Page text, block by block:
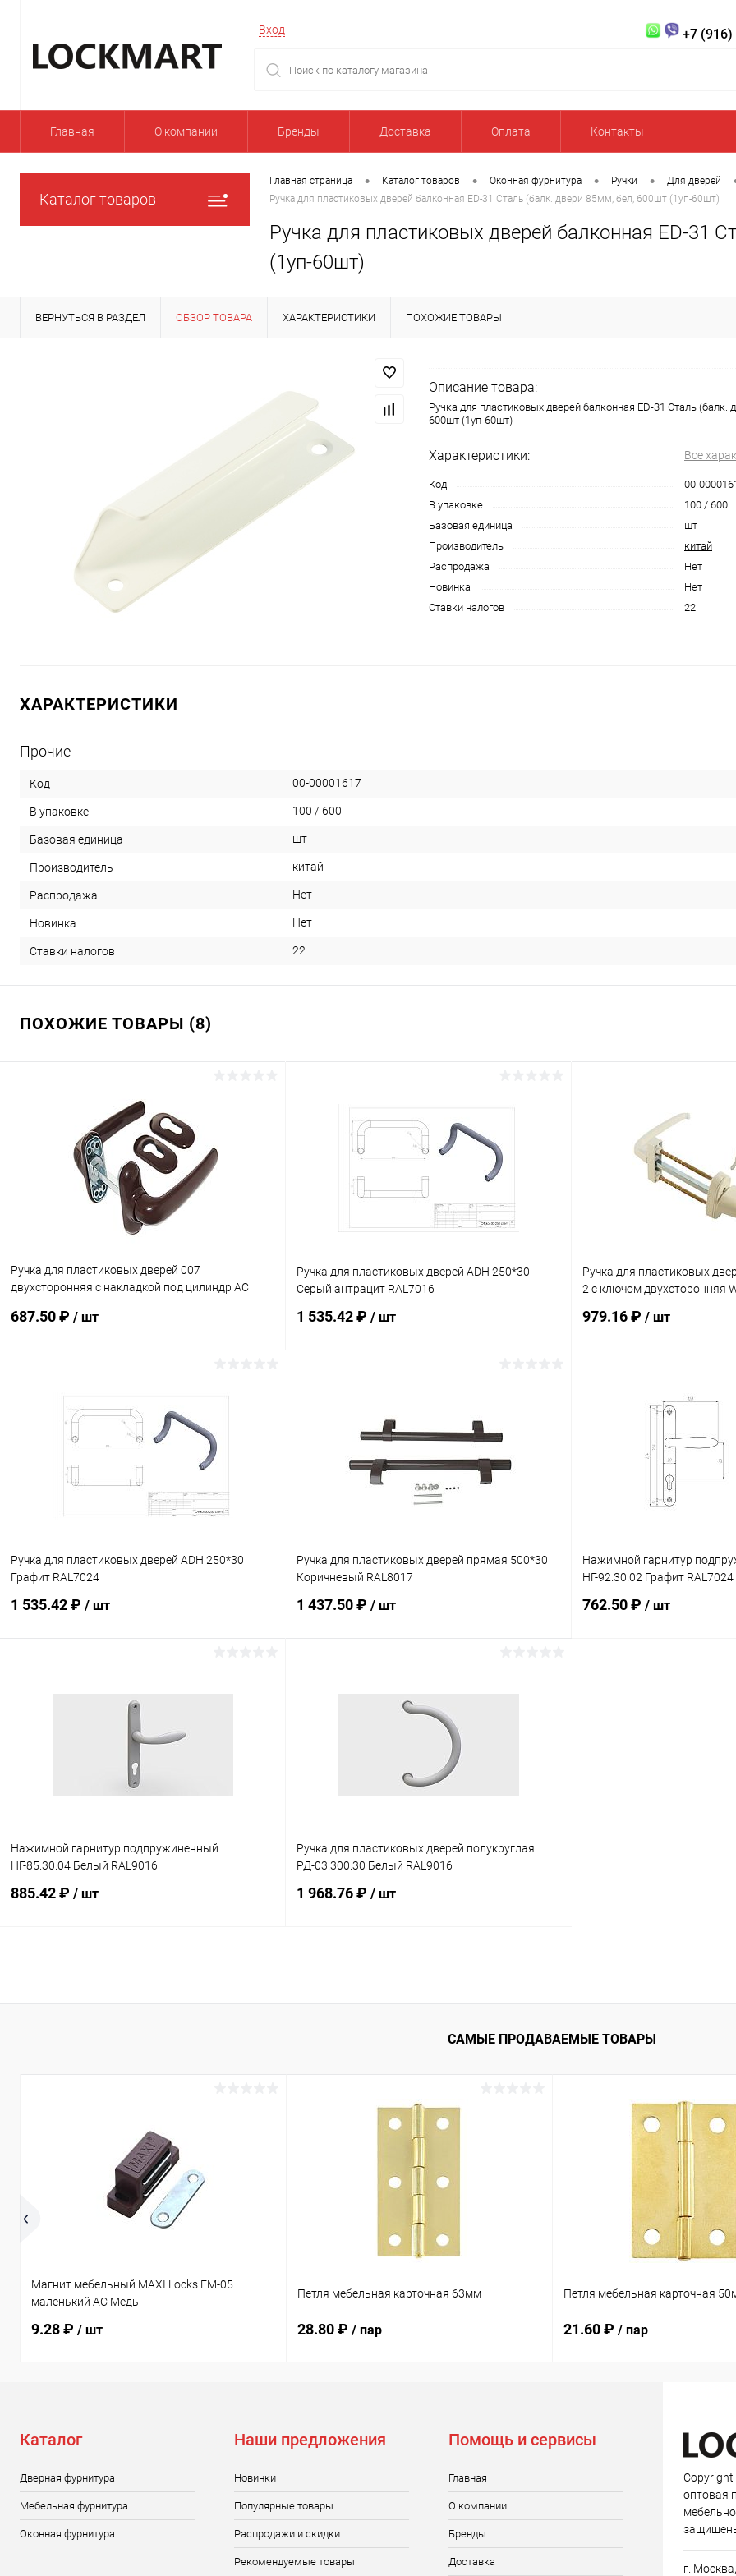
Вход +7 (916)
Главная О компании Бренды Доставка Оплата Контакты
Каталог товаров
Главная страница • Каталог товаров • Оконная фурнитура • Ручки • Для дверей
Ручка для пластиковых дверей балконная ED-31 Сталь (балк. двери 85мм, бел, 600шт (1уп-60шт)
Ручка для пластиковых дверей балконная ED-31
(1уп-60шт)
ВЕРНУТЬСЯ В РАЗДЕЛ ОБЗОР ТОВАРА ХАРАКТЕРИСТИКИ ПОХОЖИЕ ТОВАРЫ
Описание товара:
Ручка для пластиковых дверей балконная ED-31 Сталь (балк.
600шт (1уп-60шт)
Характеристики: Все
Код
00-
В упаковке
100 / 600
Базовая единица
шт
Производитель
китай
Распродажа
Нет
Новинка
Нет
Ставки налогов
22
ХАРАКТЕРИСТИКИ
Прочие
Код 00-00001617
В упаковке 100 / 600
Базовая единица шт
Производитель китай
Распродажа Нет
Новинка Нет
Ставки налогов 22
ПОХОЖИЕ ТОВАРЫ (8)
Ручка для пластиковых дверей 007
двухсторонняя с накладкой под цилиндр AC
687.50 ₽ / шт
Купить в 1 клик Сравнение
В наличии
Ручка для пластиковых дверей ADH 250*30
Серый антрацит RAL7016
1 535.42 ₽ / шт
Купить в 1 клик Сравнение
Ручка для пластиковых
2 с ключом двухсторонняя
979.16 ₽ / шт
В избранное
Ручка для пластиковых дверей ADH 250*30
Графит RAL7024
1 535.42 ₽ / шт
В наличии
Ручка для пластиковых дверей прямая 500*30
Коричневый RAL8017
1 437.50 ₽ / шт
В наличии
Нажимной гарнитур
НГ-92.30.02 Графит RAL7024
762.50 ₽ / шт
Нажимной гарнитур подпружиненный
НГ-85.30.04 Белый RAL9016
885.42 ₽ / шт
Купить в 1 клик Сравнение
Ручка для пластиковых дверей полукруглая
РД-03.300.30 Белый RAL9016
1 968.76 ₽ / шт
Купить в 1 клик Сравнение
В наличии
САМЫЕ ПРОДАВАЕМЫЕ ТОВАРЫ
Магнит мебельный MAXI Locks FM-05
маленький AC Медь
9.28 ₽ / шт
Петля мебельная карточная 63мм
28.80 ₽ / пар
Петля мебельная карточная
21.60 ₽ / пар
Каталог
Дверная фурнитура
Мебельная фурнитура
Оконная фурнитура
Наши предложения
Новинки
Популярные товары
Распродажи и скидки
Рекомендуемые товары
Помощь и сервисы
Главная
О компании
Бренды
Доставка
Copyright
оптовая
г.